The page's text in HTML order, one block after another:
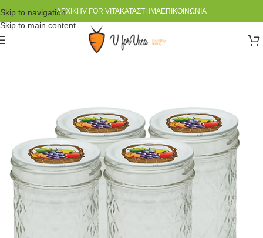
Skip to navigation
Skip to main content
ΑΡΧΙΚΉV FOR VITAΚΑΤΆΣΤΗΜΑΕΠΙΚΟΙΝΩΝΊΑ